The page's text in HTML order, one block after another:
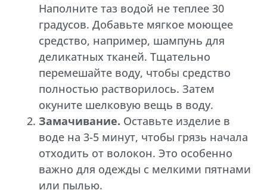
Наполните таз водой не теплее 30
градусов. Добавьте мягкое моющее
средство, например, шампунь для
деликатных тканей. Тщательно
перемешайте воду, чтобы средство
полностью растворилось. Затем
окуните шелковую вещь в воду.
Замачивание. Оставьте изделие в
воде на 3-5 минут, чтобы грязь начала
отходить от волокон. Это особенно
важно для одежды с мелкими пятнами
или пылью.